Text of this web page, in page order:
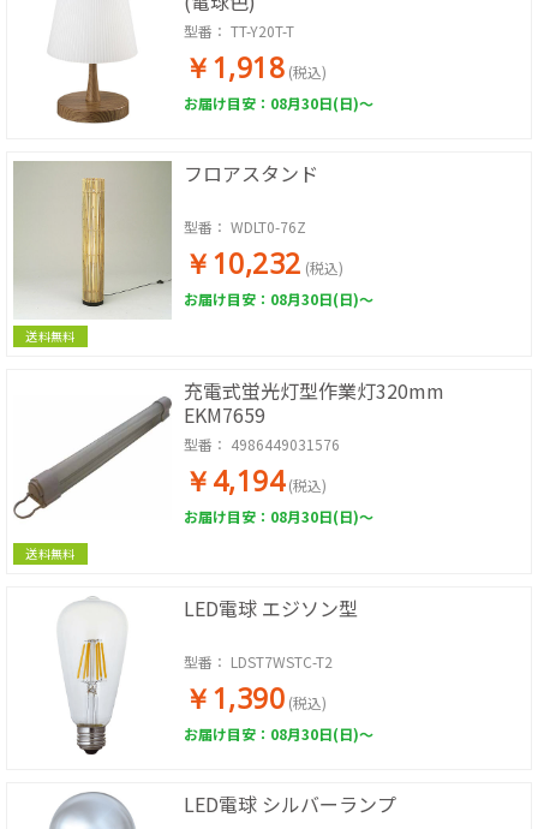
型番： TT-Y20T-T
￥1,918 (税込)
お届け目安：08月30日(日)～
送料無料
フロアスタンド
型番： WDLT0-76Z
￥10,232 (税込)
お届け目安：08月30日(日)～
送料無料
充電式蛍光灯型作業灯320mm
EKM7659
型番： 4986449031576
￥4,194 (税込)
お届け目安：08月30日(日)～
LED電球 エジソン型
型番： LDST7WSTC-T2
￥1,390 (税込)
お届け目安：08月30日(日)～
LED電球 シルバーランプ